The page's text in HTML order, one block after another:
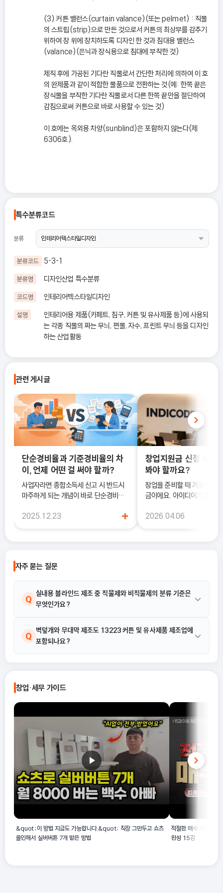
(3) 커튼 밸런스(curtain valance)(또는 pelmet) : 직물
의 스트립(strip)으로 만든 것으로서 커튼의 최상부를 감추기
위하여 창 위에 장치하도록 디자인 한 것과 침대용 밸런스
(valance)(은닉과 장식용으로 침대에 부착한 것)
제직 후에 가공된 기다란 직물로서 간단한 처리에 의하여 이 호
의 완제품과 같이 적합한 물품으로 전환하는 것(예: 한쪽 끝은
장식물을 부착한 기다란 직물로서 다른 한쪽 끝만을 절단하여
감침으로써 커튼으로 바로 사용할 수 있는 것)
이 호에는 옥외용 차양(sunblind)은 포함하지 않는다(제
6306호).
특수분류코드
분류
분류코드 5-3-1
분류명 디자인산업 특수분류
코드명 인테리어텍스타일디자인
설명
인테리어용 제품(카페트, 침구, 커튼 및 유사제품 등)에 사용되
는 각종 직물의 짜는 무늬, 편물, 자수, 프린트 무늬 등을 디자인
하는 산업활동
관련 게시글
단순경비율과 기준경비율의 차
이, 언제 어떤 걸 써야 할까?
사업자라면 종합소득세 신고 시 반드시
마주하게 되는 개념이 바로 단순경비율
에서는 이 두 가지의 차이를 정확히 이해
경비율의 개념부터, 어떤 경우에 어떤 방
으로 정리합니다.
2025.12.23 +
창업지원금 신청 사이
봐야 할까요?
창업을 준비할 때 가장 큰 고
금이에요. 아이디어가 좋아
이럴 때 도움이 되는 것이 바
2026.04.06
자주 묻는 질문
Q
실내용 블라인드 제조 중 직물제와 비직물제의 분류 기준은
무엇인가요?
A 실내용 블라인드 제조 중 직물제인 경우 13223 커튼 및 유사제품
제조업에 해당합니다. 반면 비직물제는 해당 산업 활동 예시에 포함
Q
벽덮개와 무대막 제조도 13223 커튼 및 유사제품 제조업에
포함되나요?
내용 블라인드 제조(직물제)가 명시되어 있습니다.
창업·세무 가이드
&quot;이 방법 지금도 가능합니다.&quot; 직장 그만두고 쇼츠
올인해서 실버버튼 7개 받은 방법
적절한 매수 타이밍!
완성 15강